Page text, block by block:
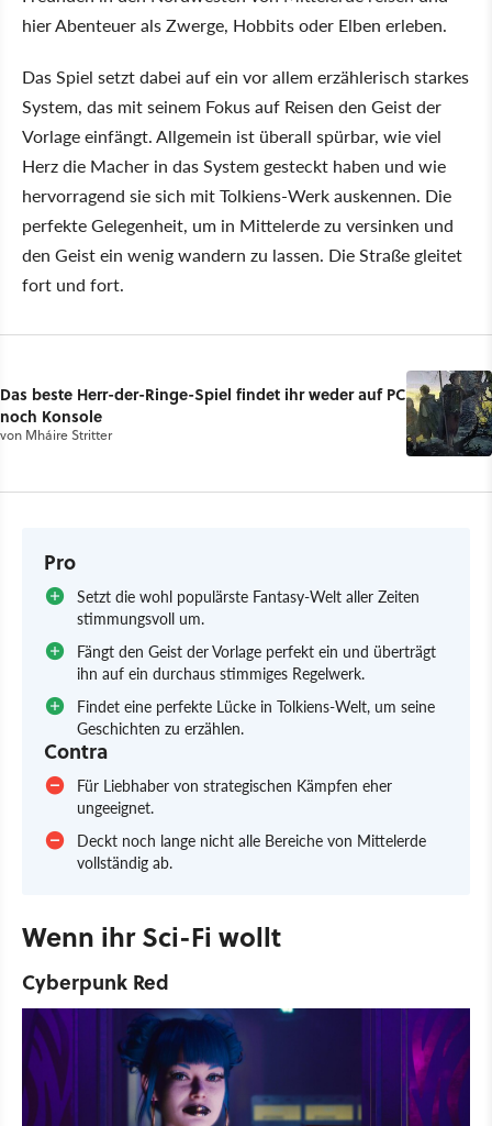
hier Abenteuer als Zwerge, Hobbits oder Elben erleben.
Das Spiel setzt dabei auf ein vor allem erzählerisch starkes
System, das mit seinem Fokus auf Reisen den Geist der
Vorlage einfängt. Allgemein ist überall spürbar, wie viel
Herz die Macher in das System gesteckt haben und wie
hervorragend sie sich mit Tolkiens-Werk auskennen. Die
perfekte Gelegenheit, um in Mittelerde zu versinken und
den Geist ein wenig wandern zu lassen. Die Straße gleitet
fort und fort.
Das beste Herr-der-Ringe-Spiel findet ihr weder auf PC
noch Konsole
von Mháire Stritter
Pro
Setzt die wohl populärste Fantasy-Welt aller Zeiten
stimmungsvoll um.
Fängt den Geist der Vorlage perfekt ein und überträgt
ihn auf ein durchaus stimmiges Regelwerk.
Findet eine perfekte Lücke in Tolkiens-Welt, um seine
Geschichten zu erzählen.
Contra
Für Liebhaber von strategischen Kämpfen eher
ungeeignet.
Deckt noch lange nicht alle Bereiche von Mittelerde
vollständig ab.
Wenn ihr Sci-Fi wollt
Cyberpunk Red